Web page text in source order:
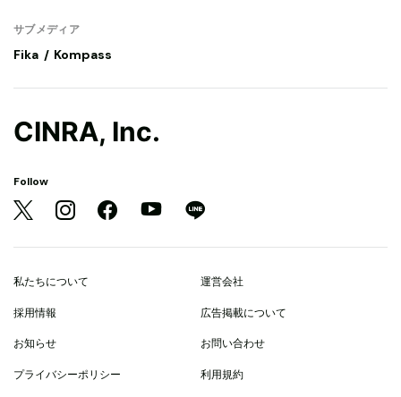
サブメディア
Fika Kompass
CINRA, Inc.
Follow
私たちについて 運営会社
採用情報 広告掲載について
お知らせ お問い合わせ
プライバシーポリシー 利用規約